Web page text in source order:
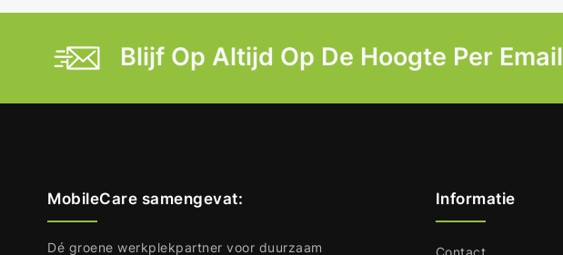
Blijf Op Altijd Op De Hoogte Per Email
MobileCare samengevat:
Dé groene werkplekpartner voor duurzaam
Informatie
Contact